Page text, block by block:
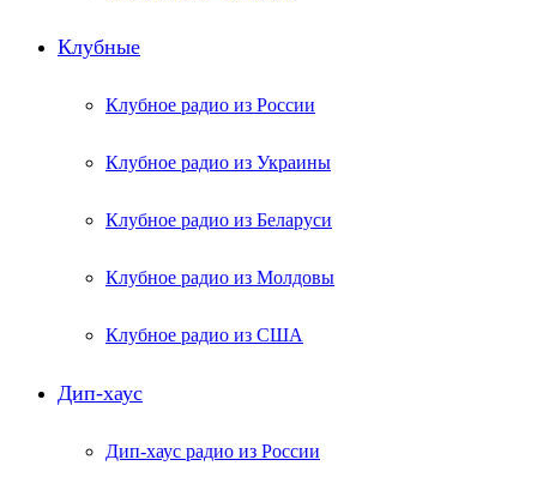
Клубные
Клубное радио из России
Клубное радио из Украины
Клубное радио из Беларуси
Клубное радио из Молдовы
Клубное радио из США
Дип-хаус
Дип-хаус радио из России